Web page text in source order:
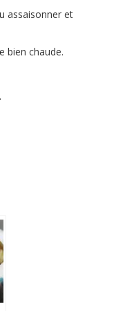
assaisonner et
bien chaude.